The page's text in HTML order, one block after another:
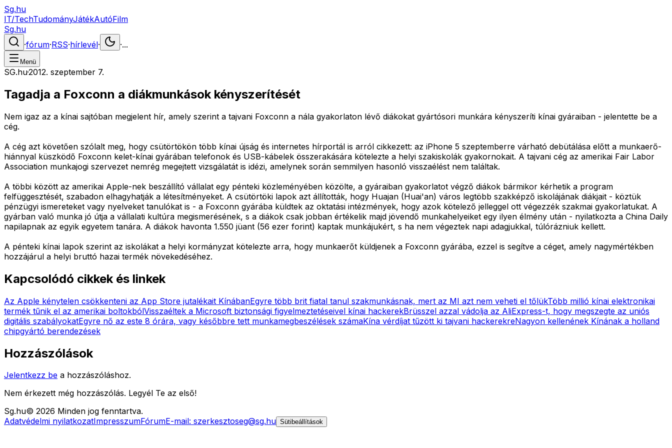
Sg.hu
IT/TechTudományJátékAutóFilm
Sg.hu
·fórum·RSS·hírlevél· ·...
Menü
SG.hu·2012. szeptember 7.
Tagadja a Foxconn a diákmunkások kényszerítését
Nem igaz az a kínai sajtóban megjelent hír, amely szerint a tajvani Foxconn a nála gyakorlaton lévő diákokat gyártósori munkára kényszeríti kínai gyáraiban - jelentette be a
cég.
A cég azt követően szólalt meg, hogy csütörtökön több kínai újság és internetes hírportál is arról cikkezett: az iPhone 5 szeptemberre várható debütálása előtt a munkaerő-
hiánnyal küszködő Foxconn kelet-kínai gyárában telefonok és USB-kábelek összerakására kötelezte a helyi szakiskolák gyakornokait. A tajvani cég az amerikai Fair Labor
Association munkajogi szervezet nemrég megejtett vizsgálatát is idézi, amelynek során semmilyen hasonló visszaélést nem találtak.
A többi között az amerikai Apple-nek beszállító vállalat egy pénteki közleményében közölte, a gyáraiban gyakorlatot végző diákok bármikor kérhetik a program
felfüggesztését, szabadon elhagyhatják a létesítményeket. A csütörtöki lapok azt állították, hogy Huajan (Huai'an) város legtöbb szakképző iskolájának diákjait - köztük
pénzügyi ismereteket vagy nyelveket tanulókat is - a Foxconn gyárába küldtek az oktatási intézmények, hogy azok kötelező jelleggel ott végezzék szakmai gyakorlatukat. A
gyárban való munka jó útja a vállalati kultúra megismerésének, s a diákok csak jobban értékelik majd jövendő munkahelyeiket egy ilyen élmény után - nyilatkozta a China Daily
napilapnak az egyik egyetem tanára. A diákok havonta 1.550 jüant (56 ezer forint) kaptak munkájukért, s ha nem végeztek napi adagjukkal, túlórázniuk kellett.
A pénteki kínai lapok szerint az iskolákat a helyi kormányzat kötelezte arra, hogy munkaerőt küldjenek a Foxconn gyárába, ezzel is segítve a céget, amely nagymértékben
hozzájárul a helyi bruttó hazai termék növekedéséhez.
Kapcsolódó cikkek és linkek
Az Apple kénytelen csökkenteni az App Store jutalékait KínábanEgyre több brit fiatal tanul szakmunkásnak, mert az MI azt nem veheti el tőlükTöbb millió kínai elektronikai
termék tűnik el az amerikai boltokbólVisszaéltek a Microsoft biztonsági figyelmeztetéseivel kínai hackerekBrüsszel azzal vádolja az AliExpress-t, hogy megszegte az uniós
digitális szabályokatEgyre nő az este 8 órára, vagy későbbre tett munkamegbeszélések számaKína vérdíjat tűzött ki tajvani hackerekreNagyon kellenének Kínának a holland
chipgyártó berendezések
Hozzászólások
Jelentkezz be a hozzászóláshoz.
Nem érkezett még hozzászólás. Legyél Te az első!
Sg.hu© 2026 Minden jog fenntartva.
Adatvédelmi nyilatkozatImpresszumFórumE-mail: szerkesztoseg@sg.hu Sütibeállítások